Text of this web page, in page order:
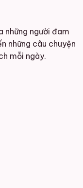
những người đam
những câu chuyện
mỗi ngày.